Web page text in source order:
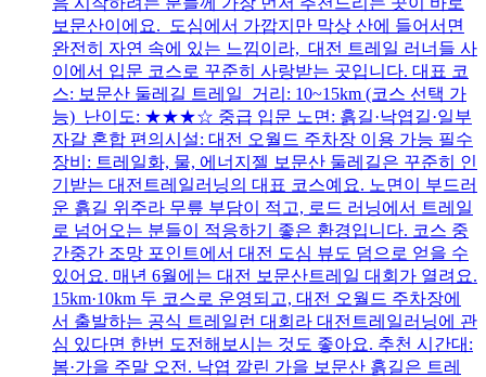
보문산이에요. 도심에서 가깝지만 막상 산에 들어서면
완전히 자연 속에 있는 느낌이라, 대전 트레일 러너들 사
이에서 입문 코스로 꾸준히 사랑받는 곳입니다. 대표 코
스: 보문산 둘레길 트레일 거리: 10~15km (코스 선택 가
능) 난이도: ★★★☆ 중급 입문 노면: 흙길·낙엽길·일부
자갈 혼합 편의시설: 대전 오월드 주차장 이용 가능 필수
장비: 트레일화, 물, 에너지젤 보문산 둘레길은 꾸준히 인
기받는 대전트레일러닝의 대표 코스예요. 노면이 부드러
운 흙길 위주라 무릎 부담이 적고, 로드 러닝에서 트레일
로 넘어오는 분들이 적응하기 좋은 환경입니다. 코스 중
간중간 조망 포인트에서 대전 도심 뷰도 덤으로 얻을 수
있어요. 매년 6월에는 대전 보문산트레일 대회가 열려요.
15km·10km 두 코스로 운영되고, 대전 오월드 주차장에
서 출발하는 공식 트레일런 대회라 대전트레일러닝에 관
심 있다면 한번 도전해보시는 것도 좋아요. 추천 시간대:
봄·가을 주말 오전. 낙엽 깔린 가을 보문산 흙길은 트레